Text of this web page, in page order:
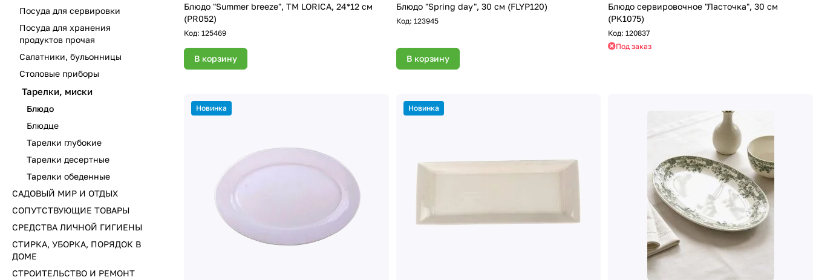
Блюдо "Summer breeze", ТМ LORICA, 24*12 см
(PR052)
Код: 125469
В корзину
Блюдо "Spring day", 30 см (FLYP120)
Код: 123945
В корзину
Блюдо сервировочное "Ласточка", 30 см
(PK1075)
Код:120837
Под заказ
Новинка Новинка
Посуда для сервировки
Посуда для хранения
продуктов прочая
Салатники, бульонницы
Столовые приборы
Тарелки, миски
Блюдо
Блюдце
Тарелки глубокие
Тарелки десертные
Тарелки обеденные
САДОВЫЙ МИР И ОТДЫХ
СОПУТСТВУЮЩИЕ ТОВАРЫ
СРЕДСТВА ЛИЧНОЙ ГИГИЕНЫ
СТИРКА, УБОРКА, ПОРЯДОК В
ДОМЕ
СТРОИТЕЛЬСТВО И РЕМОНТ